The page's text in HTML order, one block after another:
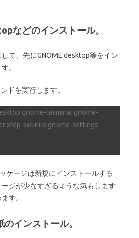
などのインストール。
て、先にGNOME desktop等をイン
。
ドを実行します。
gnome-terminal gnome-
xrdp-selinux gnome-settings-
ケージは新規にインストールする
ジが少なすぎるような気もします
す。
インストール。